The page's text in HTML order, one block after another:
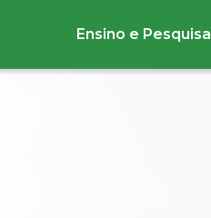
Ensino e Pesquisa